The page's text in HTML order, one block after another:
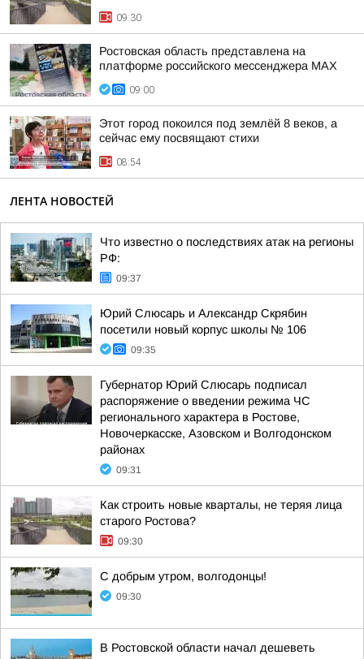
09:30
Ростовская область представлена на
платформе российского мессенджера МАХ
09:00
Этот город покоился под землёй 8 веков, а
сейчас ему посвящают стихи
08:54
ЛЕНТА НОВОСТЕЙ
Что известно о последствиях атак на регионы
РФ:
09:37
Юрий Слюсарь и Александр Скрябин
посетили новый корпус школы № 106
09:35
Губернатор Юрий Слюсарь подписал
распоряжение о введении режима ЧС
регионального характера в Ростове,
Новочеркасске, Азовском и Волгодонском
районах
09:31
Как строить новые кварталы, не теряя лица
старого Ростова?
09:30
С добрым утром, волгодонцы!
09:30
В Ростовской области начал дешеветь